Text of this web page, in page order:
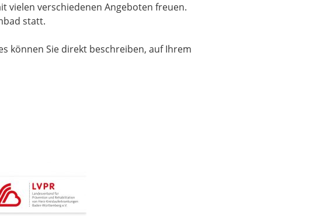
vielen verschiedenen Angeboten freuen.
statt.
können Sie direkt beschreiben, auf Ihrem